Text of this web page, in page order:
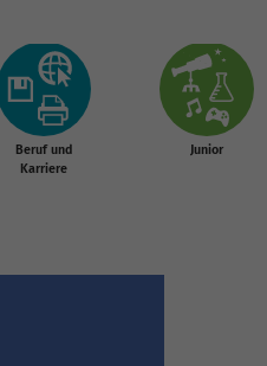
Beruf und
Karriere
Junior